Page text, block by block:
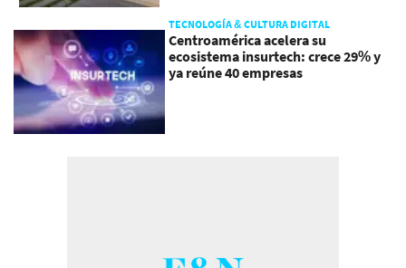
TECNOLOGÍA & CULTURA DIGITAL
Centroamérica acelera su
ecosistema insurtech: crece 29% y
ya reúne 40 empresas